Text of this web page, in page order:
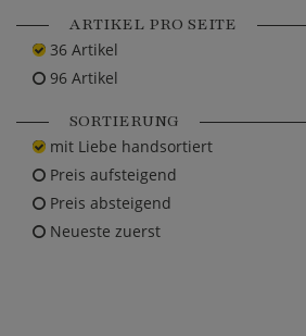
ARTIKEL PRO SEITE
36 Artikel
96 Artikel
SORTIERUNG
mit Liebe handsortiert
Preis aufsteigend
Preis absteigend
Neueste zuerst